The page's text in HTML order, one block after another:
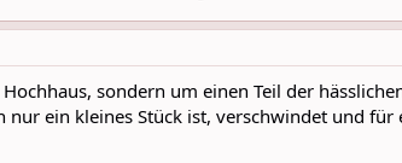
sondern um einen Teil der
nur ein kleines Stück ist, verschwindet und